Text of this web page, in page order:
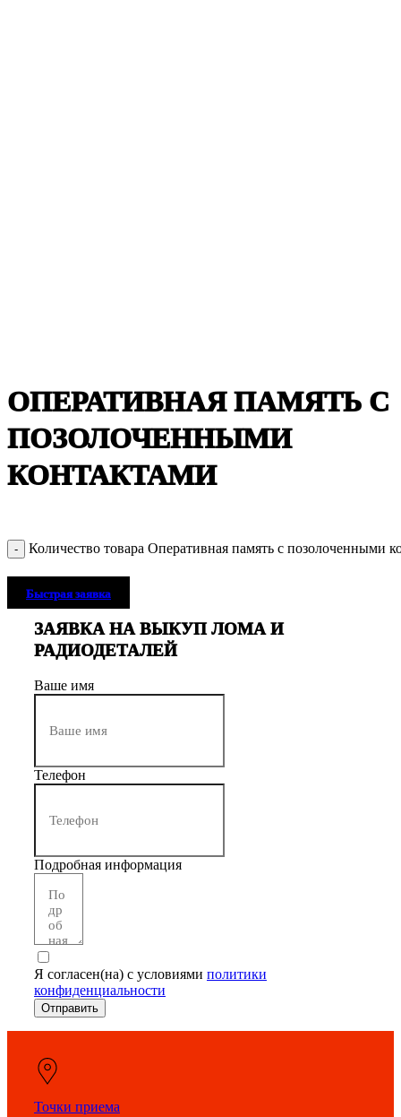
ОПЕРАТИВНАЯ ПАМЯТЬ С
ПОЗОЛОЧЕННЫМИ
КОНТАКТАМИ
Количество товара Оперативная память с позолоченными
Быстрая заявка
ЗАЯВКА НА ВЫКУП ЛОМА И
РАДИОДЕТАЛЕЙ
Ваше имя
Телефон
Подробная информация
Я согласен(на) с условиями политики
конфиденциальности
Отправить
Точки приема